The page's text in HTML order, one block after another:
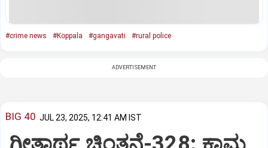
#crime news #Koppala #gangavati #rural police
ADVERTISEMENT
BIG 40 JUL 23, 2025, 12:41 AM IST